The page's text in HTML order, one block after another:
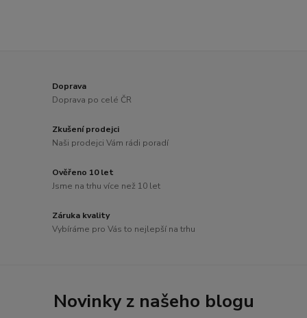
Doprava
Doprava po celé ČR
Zkušení prodejci
Naši prodejci Vám rádi poradí
Ověřeno 10 let
Jsme na trhu více než 10 let
Záruka kvality
Vybíráme pro Vás to nejlepší na trhu
Novinky z našeho blogu